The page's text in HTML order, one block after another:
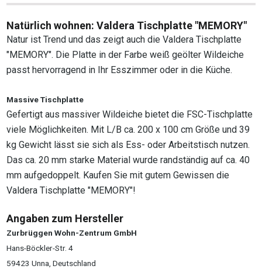
Natürlich wohnen: Valdera Tischplatte "MEMORY"​
Natur ist Trend und das zeigt auch die Valdera Tischplatte
"MEMORY". Die Platte in der Farbe weiß geölter Wildeiche
passt hervorragend in Ihr Esszimmer oder in die Küche.
Massive Tischplatte
Gefertigt aus massiver Wildeiche bietet die FSC-Tischplatte
viele Möglichkeiten. Mit L/B ca. 200 x 100 cm Größe und 39
kg Gewicht lässt sie sich als Ess- oder Arbeitstisch nutzen.
Das ca. 20 mm starke Material wurde randständig auf ca. 40
mm aufgedoppelt. Kaufen Sie mit gutem Gewissen die
Valdera Tischplatte "MEMORY"!
Angaben zum Hersteller
Zurbrüggen Wohn-Zentrum GmbH
Hans-Böckler-Str. 4
59423 Unna, Deutschland